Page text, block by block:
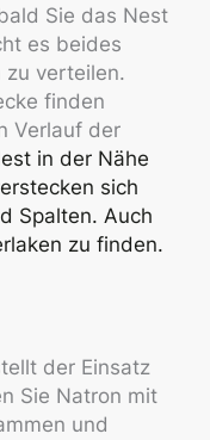
Sie das Nest
es beides
zu verteilen.
finden
Verlauf der
in der Nähe
sich
Spalten. Auch
zu finden.
der Einsatz
Sie Natron mit
und